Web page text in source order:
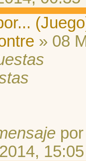
» 08
15:05